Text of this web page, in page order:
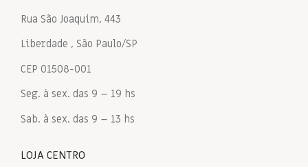
Rua São Joaquim, 443
Liberdade , São Paulo/SP
CEP 01508-001
Seg. à sex. das 9 – 19 hs
Sab. à sex. das 9 – 13 hs
LOJA CENTRO